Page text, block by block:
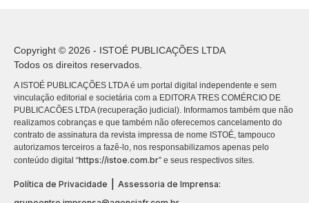
Copyright © 2026 - ISTOÉ PUBLICAÇÕES LTDA
Todos os direitos reservados.
A ISTOÉ PUBLICAÇÕES LTDA é um portal digital independente e sem
vinculação editorial e societária com a EDITORA TRES COMÉRCIO DE
PUBLICACÕES LTDA (recuperação judicial). Informamos também que não
realizamos cobranças e que também não oferecemos cancelamento do
contrato de assinatura da revista impressa de nome ISTOÉ, tampouco
autorizamos terceiros a fazê-lo, nos responsabilizamos apenas pelo
conteúdo digital “https://istoe.com.br” e seus respectivos sites.
Política de Privacidade
Assessoria de Imprensa: